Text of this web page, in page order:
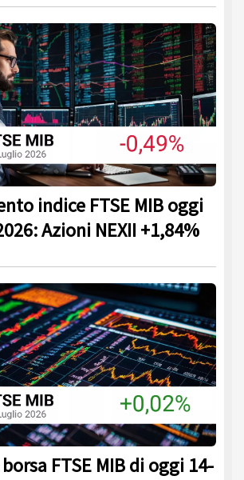
indice FTSE MIB oggi
Azioni NEXII +1,84%
FTSE MIB di oggi 14-